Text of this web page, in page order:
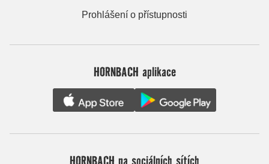
Prohlášení o přístupnosti
HORNBACH aplikace
HORNBACH na sociálních sítích